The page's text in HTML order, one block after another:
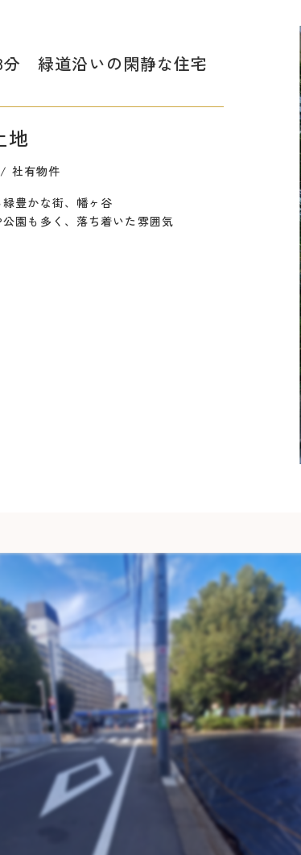
分 緑道沿いの閑静な住宅
地
社有物件
豊かな街、幡ヶ谷
園も多く、落ち着いた雰囲気